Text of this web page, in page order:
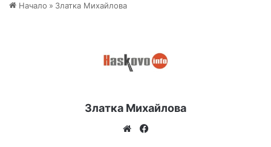
Начало » Златка Михайлова
Златка Михайлова
We